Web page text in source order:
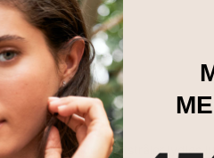
Initialkjede utstråler